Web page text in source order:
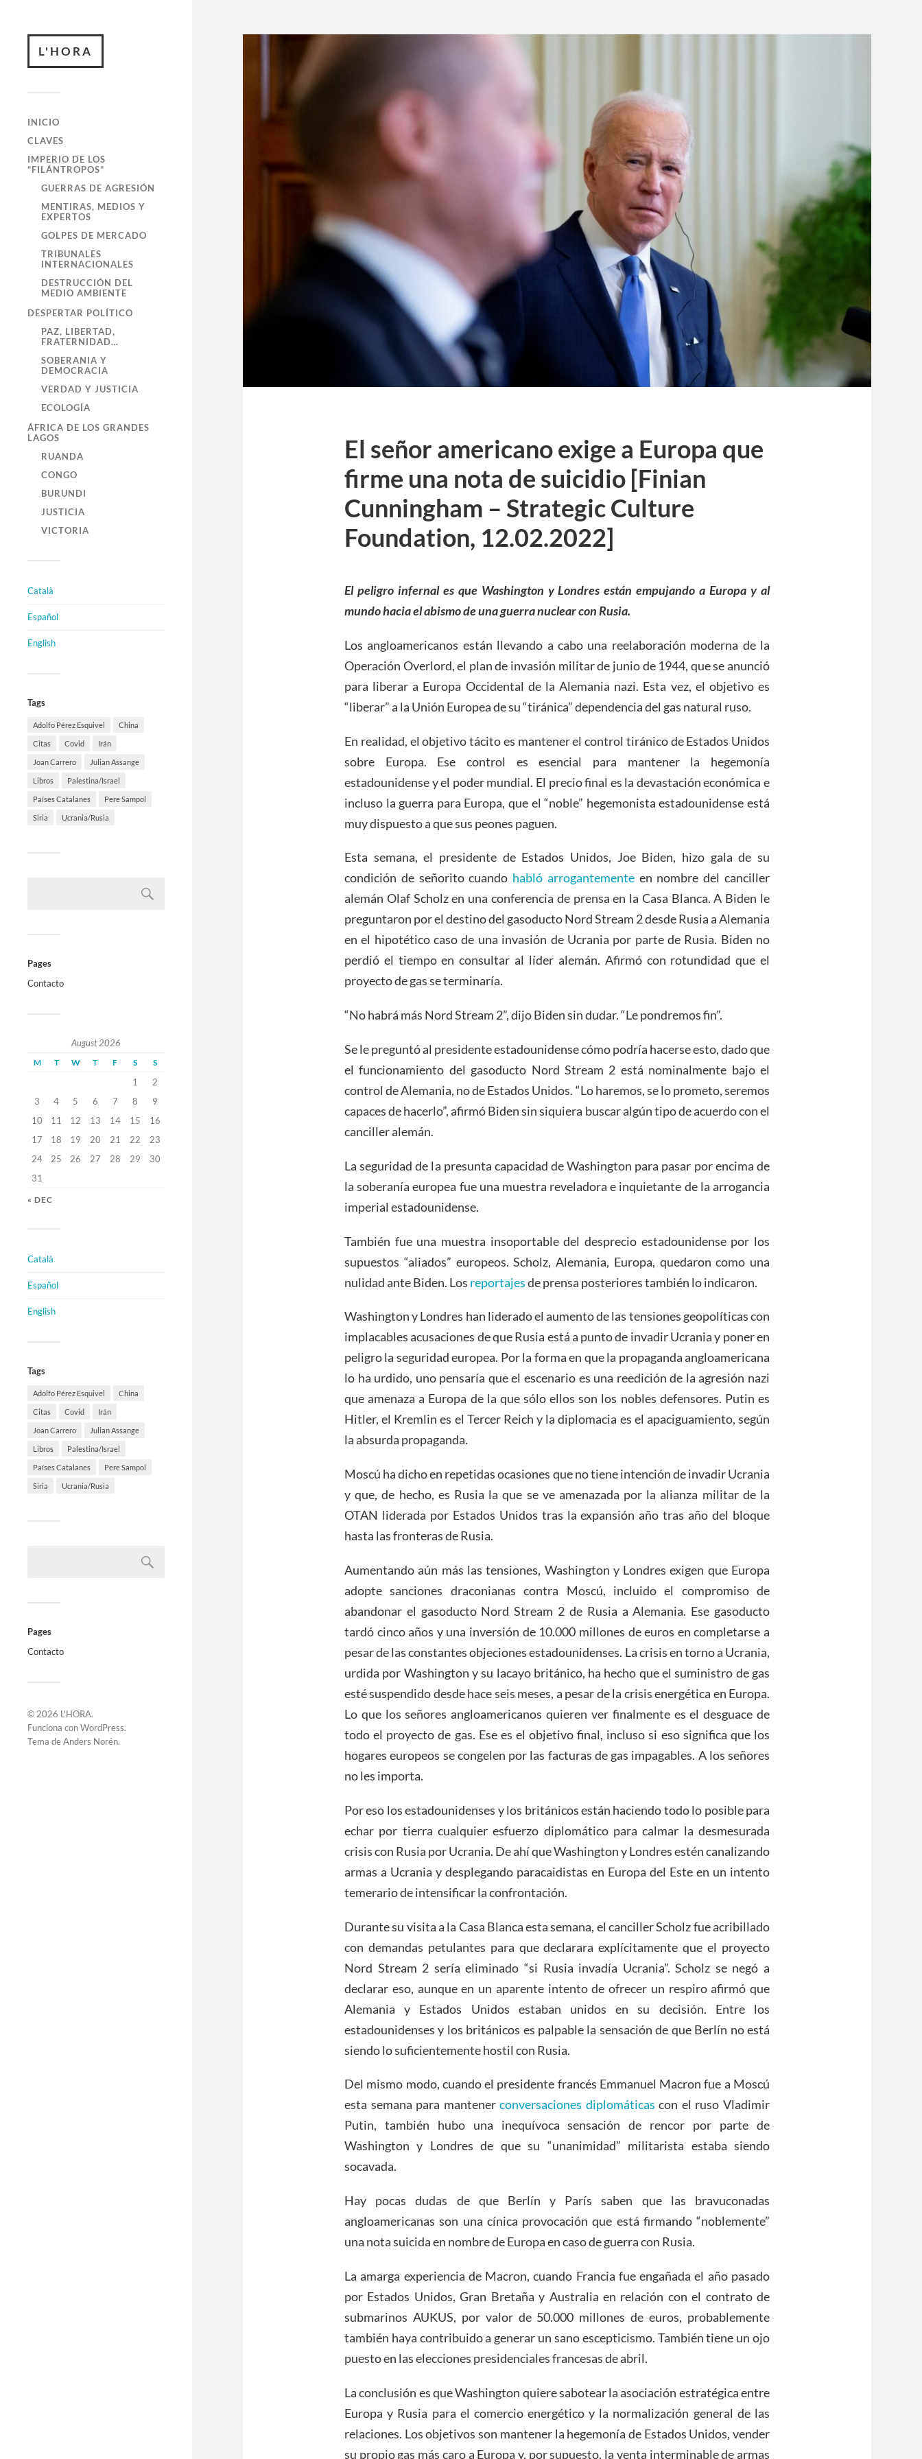
L'HORA
INICIO
CLAVES
IMPERIO DE LOS
“FILÁNTROPOS”
GUERRAS DE AGRESIÓN
MENTIRAS, MEDIOS Y
EXPERTOS
GOLPES DE MERCADO
TRIBUNALES
INTERNACIONALES
DESTRUCCIÓN DEL
MEDIO AMBIENTE
DESPERTAR POLÍTICO
PAZ, LIBERTAD,
FRATERNIDAD…
SOBERANIA Y
DEMOCRACIA
VERDAD Y JUSTICIA
ECOLOGÍA
ÁFRICA DE LOS GRANDES
LAGOS
RUANDA
CONGO
BURUNDI
JUSTICIA
VICTORIA
Català
Español
English
Tags
Adolfo Pérez Esquivel China
Citas Covid Irán
Joan Carrero Julian Assange
Libros Palestina/Israel
Países Catalanes Pere Sampol
Siria Ucrania/Rusia
Pages
Contacto
August 2026
M T W T F S S
1
2
3
4 5 6 7 8
9
10
11 12 13 14 15
16
17
18 19 20 21 22
23
24
25 26 27 28 29
30
31
« DEC
Català
Español
English
Tags
Adolfo Pérez Esquivel China
Citas Covid Irán
Joan Carrero Julian Assange
Libros Palestina/Israel
Países Catalanes Pere Sampol
Siria Ucrania/Rusia
Pages
Contacto
© 2026 L'HORA.
Funciona conWordPress.
Tema deAnders Norén.
El señor americano exige a Europa que
firme una nota de suicidio [Finian
Cunningham – Strategic Culture
Foundation, 12.02.2022]
El peligro infernal es que Washington y Londres están empujando a Europa y al
mundo hacia el abismo de una guerra nuclear con Rusia.
Los angloamericanos están llevando a cabo una reelaboración moderna de la
Operación Overlord, el plan de invasión militar de junio de 1944, que se anunció
para liberar a Europa Occidental de la Alemania nazi. Esta vez, el objetivo es
“liberar” a la Unión Europea de su “tiránica” dependencia del gas natural ruso.
En realidad, el objetivo tácito es mantener el control tiránico de Estados Unidos
sobre Europa. Ese control es esencial para mantener la hegemonía
estadounidense y el poder mundial. El precio final es la devastación económica e
incluso la guerra para Europa, que el “noble” hegemonista estadounidense está
muy dispuesto a que sus peones paguen.
Esta semana, el presidente de Estados Unidos, Joe Biden, hizo gala de su
condición de señorito cuando habló arrogantementeen nombre del canciller
alemán Olaf Scholz en una conferencia de prensa en la Casa Blanca. A Biden le
preguntaron por el destino del gasoducto Nord Stream 2 desde Rusia a Alemania
en el hipotético caso de una invasión de Ucrania por parte de Rusia. Biden no
perdió el tiempo en consultar al líder alemán. Afirmó con rotundidad que el
proyecto de gas se terminaría.
“No habrá más Nord Stream 2”, dijo Biden sin dudar. “Le pondremos fin”.
Se le preguntó al presidente estadounidense cómo podría hacerse esto, dado que
el funcionamiento del gasoducto Nord Stream 2 está nominalmente bajo el
control de Alemania, no de Estados Unidos. “Lo haremos, se lo prometo, seremos
capaces de hacerlo”, afirmó Biden sin siquiera buscar algún tipo de acuerdo con el
canciller alemán.
La seguridad de la presunta capacidad de Washington para pasar por encima de
la soberanía europea fue una muestra reveladora e inquietante de la arrogancia
imperial estadounidense.
También fue una muestra insoportable del desprecio estadounidense por los
supuestos “aliados” europeos. Scholz, Alemania, Europa, quedaron como una
nulidad ante Biden. Los reportajesde prensa posteriores también lo indicaron.
Washington y Londres han liderado el aumento de las tensiones geopolíticas con
implacables acusaciones de que Rusia está a punto de invadir Ucrania y poner en
peligro la seguridad europea. Por la forma en que la propaganda angloamericana
lo ha urdido, uno pensaría que el escenario es una reedición de la agresión nazi
que amenaza a Europa de la que sólo ellos son los nobles defensores. Putin es
Hitler, el Kremlin es el Tercer Reich y la diplomacia es el apaciguamiento, según
la absurda propaganda.
Moscú ha dicho en repetidas ocasiones que no tiene intención de invadir Ucrania
y que, de hecho, es Rusia la que se ve amenazada por la alianza militar de la
OTAN liderada por Estados Unidos tras la expansión año tras año del bloque
hasta las fronteras de Rusia.
Aumentando aún más las tensiones, Washington y Londres exigen que Europa
adopte sanciones draconianas contra Moscú, incluido el compromiso de
abandonar el gasoducto Nord Stream 2 de Rusia a Alemania. Ese gasoducto
tardó cinco años y una inversión de 10.000 millones de euros en completarse a
pesar de las constantes objeciones estadounidenses. La crisis en torno a Ucrania,
urdida por Washington y su lacayo británico, ha hecho que el suministro de gas
esté suspendido desde hace seis meses, a pesar de la crisis energética en Europa.
Lo que los señores angloamericanos quieren ver finalmente es el desguace de
todo el proyecto de gas. Ese es el objetivo final, incluso si eso significa que los
hogares europeos se congelen por las facturas de gas impagables. A los señores
no les importa.
Por eso los estadounidenses y los británicos están haciendo todo lo posible para
echar por tierra cualquier esfuerzo diplomático para calmar la desmesurada
crisis con Rusia por Ucrania. De ahí que Washington y Londres estén canalizando
armas a Ucrania y desplegando paracaidistas en Europa del Este en un intento
temerario de intensificar la confrontación.
Durante su visita a la Casa Blanca esta semana, el canciller Scholz fue acribillado
con demandas petulantes para que declarara explícitamente que el proyecto
Nord Stream 2 sería eliminado “si Rusia invadía Ucrania”. Scholz se negó a
declarar eso, aunque en un aparente intento de ofrecer un respiro afirmó que
Alemania y Estados Unidos estaban unidos en su decisión. Entre los
estadounidenses y los británicos es palpable la sensación de que Berlín no está
siendo lo suficientemente hostil con Rusia.
Del mismo modo, cuando el presidente francés Emmanuel Macron fue a Moscú
esta semana para mantenerconversaciones diplomáticas con el ruso Vladimir
Putin, también hubo una inequívoca sensación de rencor por parte de
Washington y Londres de que su “unanimidad” militarista estaba siendo
socavada.
Hay pocas dudas de que Berlín y París saben que las bravuconadas
angloamericanas son una cínica provocación que está firmando “noblemente”
una nota suicida en nombre de Europa en caso de guerra con Rusia.
La amarga experiencia de Macron, cuando Francia fue engañada el año pasado
por Estados Unidos, Gran Bretaña y Australia en relación con el contrato de
submarinos AUKUS, por valor de 50.000 millones de euros, probablemente
también haya contribuido a generar un sano escepticismo. También tiene un ojo
puesto en las elecciones presidenciales francesas de abril.
La conclusión es que Washington quiere sabotear la asociación estratégica entre
Europa y Rusia para el comercio energético y la normalización general de las
relaciones. Los objetivos son mantener la hegemonía de Estados Unidos, vender
su propio gas más caro a Europa y, por supuesto, la venta interminable de armas